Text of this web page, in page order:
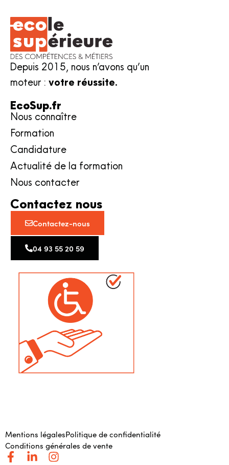
Depuis 2015, nous n’avons qu’un
moteur : votre réussite.
EcoSup.fr
Nous connaître
Formation
Candidature
Actualité de la formation
Nous contacter
Contactez nous
Contactez-nous
04 93 55 20 59
Mentions légalesPolitique de confidentialité
Conditions générales de vente